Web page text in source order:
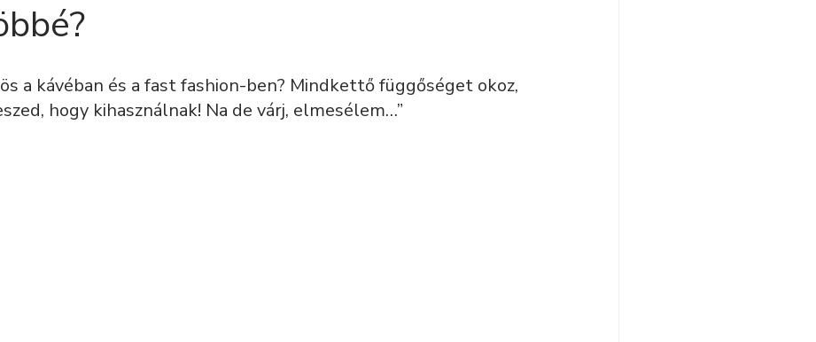
a kávéban és a fast fashion-ben? Mindkettő függőséget okoz,
hogy kihasználnak! Na de várj, elmesélem…”